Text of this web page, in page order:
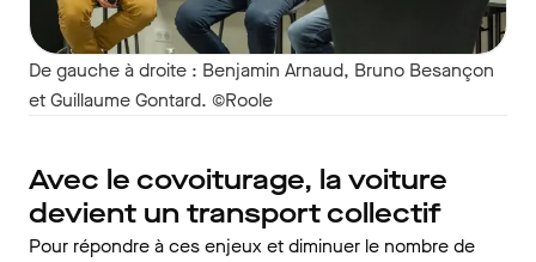
De gauche à droite : Benjamin Arnaud, Bruno Besançon
et Guillaume Gontard. ©Roole
Avec le covoiturage, la voiture
devient un transport collectif
Pour répondre à ces enjeux et diminuer le nombre de